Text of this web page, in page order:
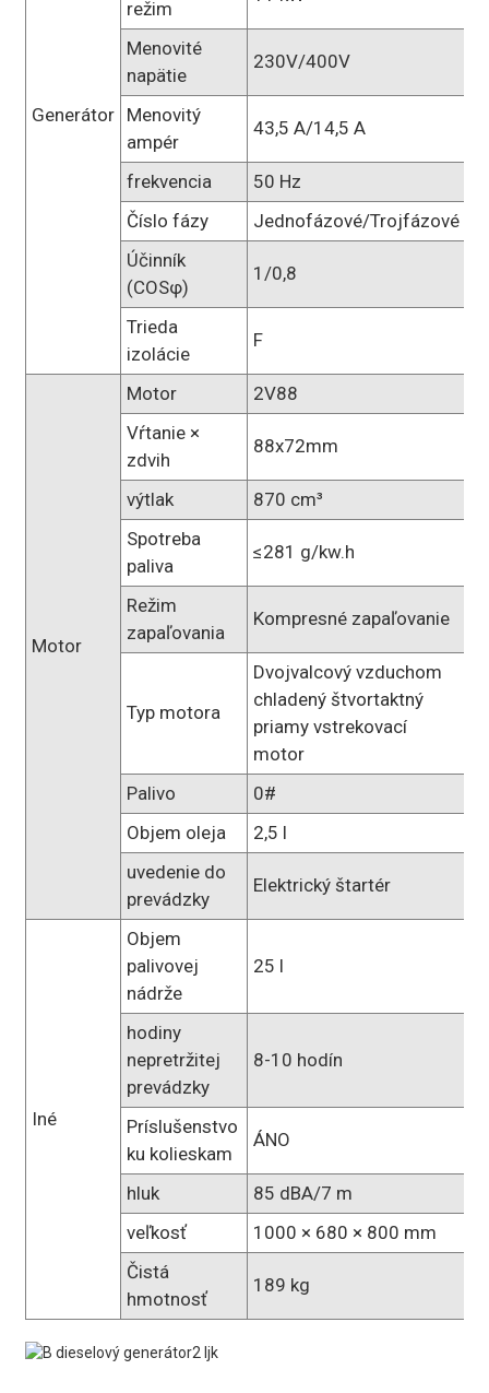
Generátor
režim
Menovité
napätie
230V/400V
Menovitý
ampér
43,5 A/14,5 A
frekvencia
50 Hz
Číslo fázy
Jednofázové/Trojfázové
Účinník
(COSφ)
1/0,8
Trieda
izolácie
F
Motor
Motor
2V88
Vŕtanie ×
zdvih
88x72mm
výtlak
870 cm³
Spotreba
paliva
≤281 g/kw.h
Režim
zapaľovania
Kompresné zapaľovanie
Typ motora
Dvojvalcový vzduchom
chladený štvortaktný
priamy vstrekovací
motor
Palivo
0#
Objem oleja
2,5 l
uvedenie do
prevádzky
Elektrický štartér
Iné
Objem
palivovej
nádrže
25 l
hodiny
nepretržitej
prevádzky
8-10 hodín
Príslušenstvo
ku kolieskam
ÁNO
hluk
85 dBA/7 m
veľkosť
1000 × 680 × 800 mm
Čistá
hmotnosť
189 kg